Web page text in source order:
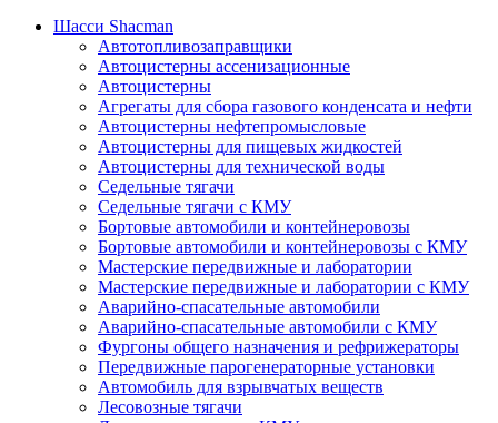
Шасси Shacman
Автотопливозаправщики
Автоцистерны ассенизационные
Автоцистерны
Агрегаты для сбора газового конденсата и нефти
Автоцистерны нефтепромысловые
Автоцистерны для пищевых жидкостей
Автоцистерны для технической воды
Седельные тягачи
Седельные тягачи с КМУ
Бортовые автомобили и контейнеровозы
Бортовые автомобили и контейнеровозы с КМУ
Мастерские передвижные и лаборатории
Мастерские передвижные и лаборатории с КМУ
Аварийно-спасательные автомобили
Аварийно-спасательные автомобили с КМУ
Фургоны общего назначения и рефрижераторы
Передвижные парогенераторные установки
Автомобиль для взрывчатых веществ
Лесовозные тягачи